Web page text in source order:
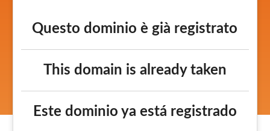
Questo dominio è già registrato
This domain is already taken
Este dominio ya está registrado